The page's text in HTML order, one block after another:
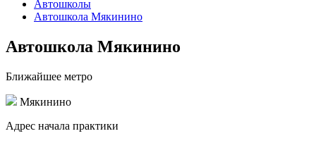
Автошколы
Автошкола Мякинино
Автошкола Мякинино
Ближайшее метро
Мякинино
Адрес начала практики